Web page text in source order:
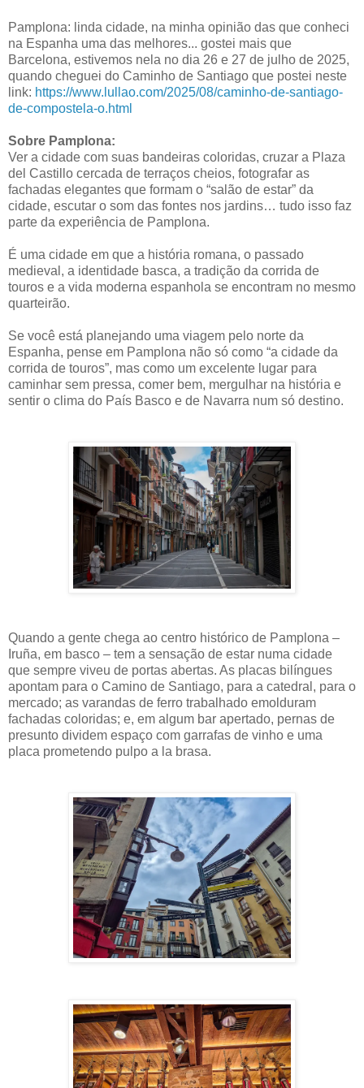
Pamplona: linda cidade, na minha opinião das que conheci
na Espanha uma das melhores... gostei mais que
Barcelona, estivemos nela no dia 26 e 27 de julho de 2025,
quando cheguei do Caminho de Santiago que postei neste
link: https://www.lullao.com/2025/08/caminho-de-santiago-
de-compostela-o.html
Sobre Pamplona:
Ver a cidade com suas bandeiras coloridas, cruzar a Plaza
del Castillo cercada de terraços cheios, fotografar as
fachadas elegantes que formam o “salão de estar” da
cidade, escutar o som das fontes nos jardins… tudo isso faz
parte da experiência de Pamplona.
É uma cidade em que a história romana, o passado
medieval, a identidade basca, a tradição da corrida de
touros e a vida moderna espanhola se encontram no mesmo
quarteirão.
Se você está planejando uma viagem pelo norte da
Espanha, pense em Pamplona não só como “a cidade da
corrida de touros”, mas como um excelente lugar para
caminhar sem pressa, comer bem, mergulhar na história e
sentir o clima do País Basco e de Navarra num só destino.
Quando a gente chega ao centro histórico de Pamplona –
Iruña, em basco – tem a sensação de estar numa cidade
que sempre viveu de portas abertas. As placas bilíngues
apontam para o Camino de Santiago, para a catedral, para o
mercado; as varandas de ferro trabalhado emolduram
fachadas coloridas; e, em algum bar apertado, pernas de
presunto dividem espaço com garrafas de vinho e uma
placa prometendo pulpo a la brasa.